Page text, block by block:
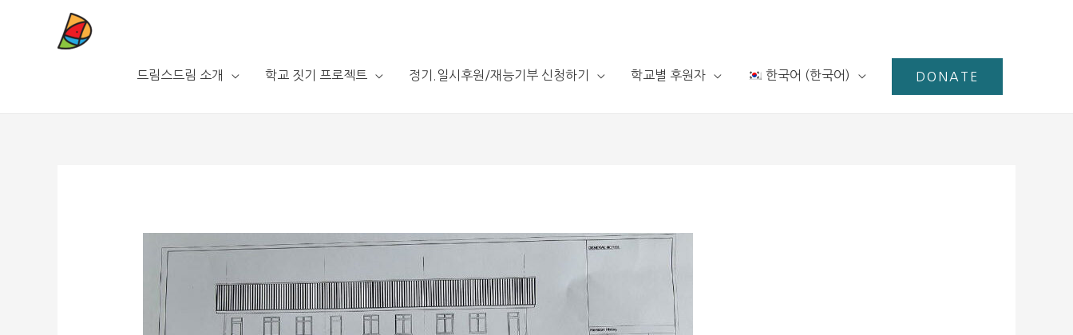
드림스드림 소개 학교 짓기 프로젝트 정기.일시후원/재능기부 신청하기 학교별 후원자 한국어 (한국어 ) DONATE